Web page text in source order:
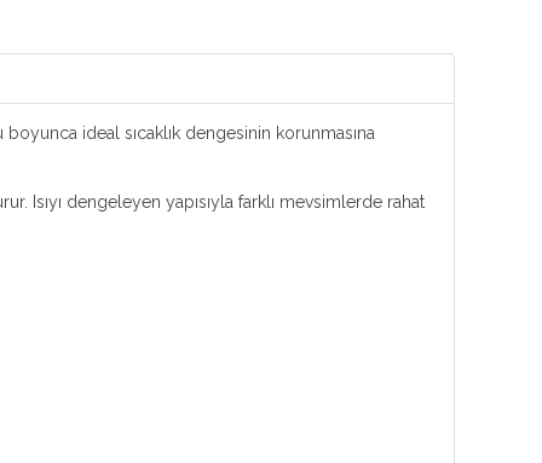
ideal sıcaklık dengesinin korunmasına
Isıyı dengeleyen yapısıyla farklı mevsimlerde rahat